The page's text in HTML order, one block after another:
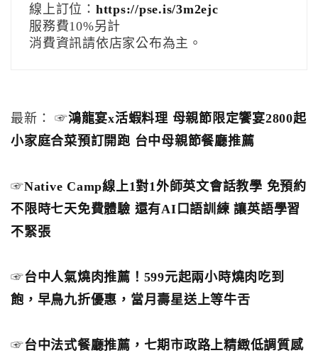
線上訂位： https://pse.is/3m2ejc
服務費10%另計
消費資訊請依店家公布為主。
最新： ☞鴻龍宴x活蝦料理 母親節限定饗宴2800起
小家庭合菜預訂開跑 台中母親節餐廳推薦
☞Native Camp線上1對1外師英文會話教學 免預約
不限時七天免費體驗 還有AI口語訓練 讓英語學習
不緊張
☞台中人氣燒肉推薦！599元起兩小時燒肉吃到
飽，早鳥九折優惠，當月壽星送上等牛舌
☞台中法式餐廳推薦，七期市政路上精緻低調質感